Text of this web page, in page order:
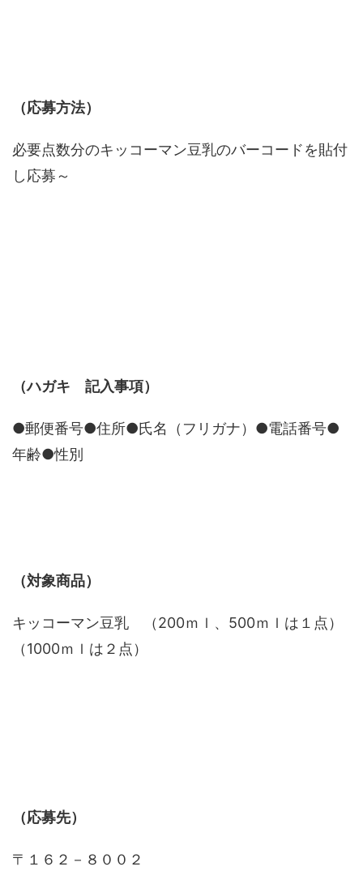
（応募方法）
必要点数分のキッコーマン豆乳のバーコードを貼付
し応募～
（ハガキ 記入事項）
●郵便番号●住所●氏名（フリガナ）●電話番号●
年齢●性別
（対象商品）
キッコーマン豆乳 （200ｍｌ、500ｍｌは１点）
（1000ｍｌは２点）
（応募先）
〒１６２－８００２